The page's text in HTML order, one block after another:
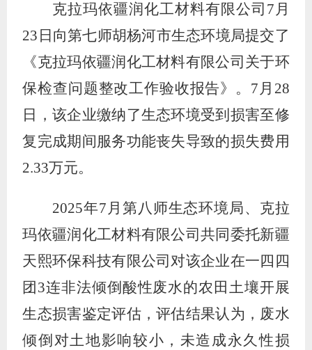
克拉玛依疆润化工材料有限公司 7 月
23 日向第七师胡杨河市生态环境局提交了
《克拉玛依疆润化工材料有限公司关于环
保检查问题整改工作验收报告》。 7 月 28
日，该企业缴纳了生态环境受到损害至修
复完成期间服务功能丧失导致的损失费用
2.33万元。
2025年7 月第八师生态环境局、克拉
玛依疆润化工材料有限公司共同委托新疆
天熙环保科技有限公司对该企业在一四四
团 3连非法倾倒酸性废水的农田土壤开展
生态损害鉴定评估，评估结果认为，废水
倾倒对土地影响较小，未造成永久性损